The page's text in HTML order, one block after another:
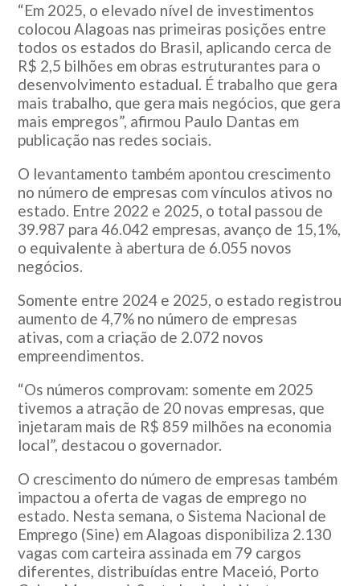
“Em 2025, o elevado nível de investimentos
colocou Alagoas nas primeiras posições entre
todos os estados do Brasil, aplicando cerca de
R$ 2,5 bilhões em obras estruturantes para o
desenvolvimento estadual. É trabalho que gera
mais trabalho, que gera mais negócios, que gera
mais empregos”, afirmou Paulo Dantas em
publicação nas redes sociais.
O levantamento também apontou crescimento
no número de empresas com vínculos ativos no
estado. Entre 2022 e 2025, o total passou de
39.987 para 46.042 empresas, avanço de 15,1%,
o equivalente à abertura de 6.055 novos
negócios.
Somente entre 2024 e 2025, o estado registrou
aumento de 4,7% no número de empresas
ativas, com a criação de 2.072 novos
empreendimentos.
“Os números comprovam: somente em 2025
tivemos a atração de 20 novas empresas, que
injetaram mais de R$ 859 milhões na economia
local”, destacou o governador.
O crescimento do número de empresas também
impactou a oferta de vagas de emprego no
estado. Nesta semana, oSistema Nacional de
Emprego (Sine) em Alagoas disponibiliza 2.130
vagas com carteira assinada em 79 cargos
diferentes, distribuídas entre Maceió, Porto